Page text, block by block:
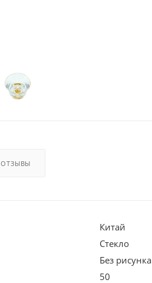
ОТЗЫВЫ
Китай
Стекло
Без рисунка
50